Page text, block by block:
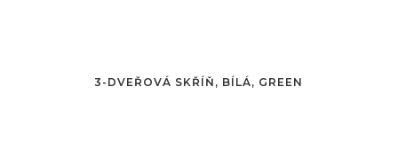
3-DVEŘOVÁ SKŘÍŇ, BÍLÁ, GREEN